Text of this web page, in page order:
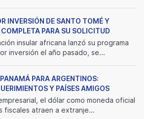
INVERSIÓN DE SANTO TOMÉ Y
PARA SU SOLICITUD
insular africana lanzó su programa
inversión el año pasado, se...
PARA ARGENTINOS:
Y PAÍSES AMIGOS
el dólar como moneda oficial
fiscales atraen a extranje...